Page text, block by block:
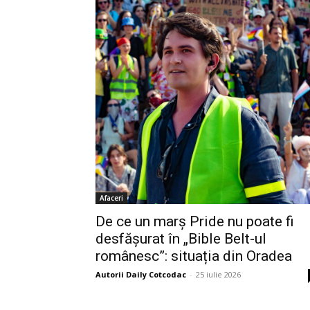
Afaceri
De ce un marș Pride nu poate fi
desfășurat în „Bible Belt-ul
românesc”: situația din Oradea
Autorii Daily Cotcodac - 25 iulie 2026